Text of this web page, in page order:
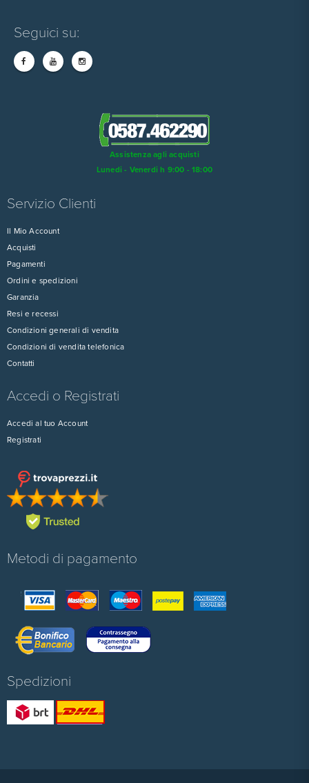
Seguici su:
Assistenza agli acquisti
Lunedi - Venerdi h 9:00 - 18:00
Servizio Clienti
Il Mio Account
Acquisti
Pagamenti
Ordini e spedizioni
Garanzia
Resi e recessi
Condizioni generali di vendita
Condizioni di vendita telefonica
Contatti
Accedi o Registrati
Accedi al tuo Account
Registrati
Metodi di pagamento
Spedizioni